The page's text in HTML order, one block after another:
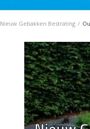
Nieuw Gebakken Bestrating /